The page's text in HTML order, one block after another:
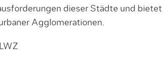
dieser Städte und
Agglomerationen.